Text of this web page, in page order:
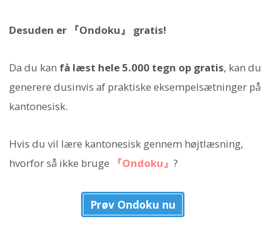
Desuden er 『Ondoku』 gratis!
Da du kan få læst hele 5.000 tegn op gratis, kan du
generere dusinvis af praktiske eksempelsætninger på
kantonesisk.
Hvis du vil lære kantonesisk gennem højtlæsning,
hvorfor så ikke bruge
『Ondoku』 ?
Prøv Ondoku nu